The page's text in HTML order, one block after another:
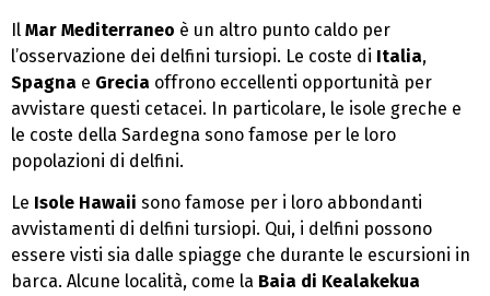
Il Mar Mediterraneo è un altro punto caldo per
l’osservazione dei delfini tursiopi. Le coste di Italia,
Spagna e Grecia offrono eccellenti opportunità per
avvistare questi cetacei. In particolare, le isole greche e
le coste della Sardegna sono famose per le loro
popolazioni di delfini.
Le Isole Hawaii sono famose per i loro abbondanti
avvistamenti di delfini tursiopi. Qui, i delfini possono
essere visti sia dalle spiagge che durante le escursioni in
barca. Alcune località, come la Baia di Kealakekua